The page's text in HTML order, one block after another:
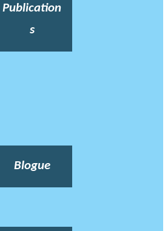
Publication
s
Blogue